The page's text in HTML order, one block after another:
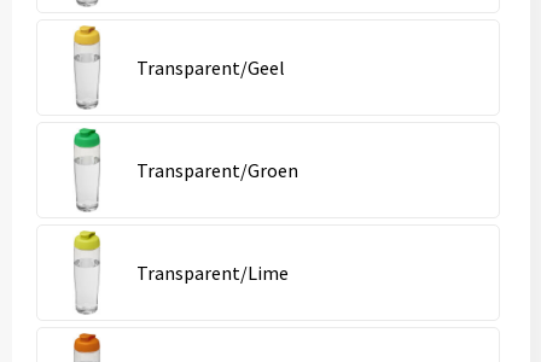
Transparent/Geel
Transparent/Groen
Transparent/Lime